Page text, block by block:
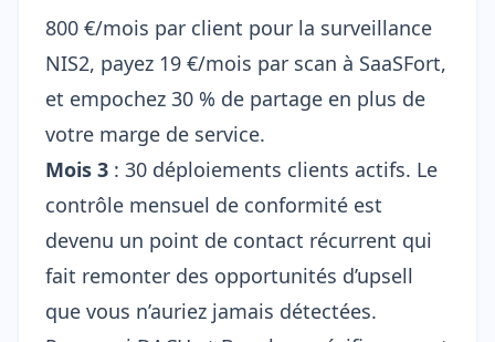
800 €/mois par client pour la surveillance
NIS2, payez 19 €/mois par scan à SaaSFort,
et empochez 30 % de partage en plus de
votre marge de service.
Mois 3 : 30 déploiements clients actifs. Le
contrôle mensuel de conformité est
devenu un point de contact récurrent qui
fait remonter des opportunités d’upsell
que vous n’auriez jamais détectées.